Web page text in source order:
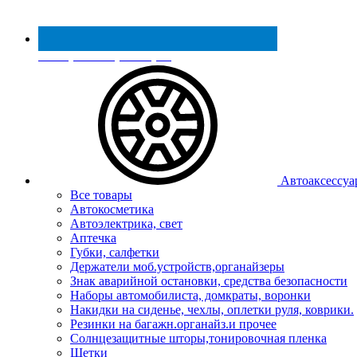
Реестр МинПромТорга
Все товары
Автокосметика
Автоэлектрика, свет
Аптечка
Губки, салфетки
Держатели моб.устройств,органайзеры
Знак аварийной остановки, средства безопасности
Наборы автомобилиста, домкраты, воронки
Накидки на сиденье, чехлы, оплетки руля, коврики.
Резинки на багажн.органайз.и прочее
Солнцезащитные шторы,тонировочная пленка
Щетки